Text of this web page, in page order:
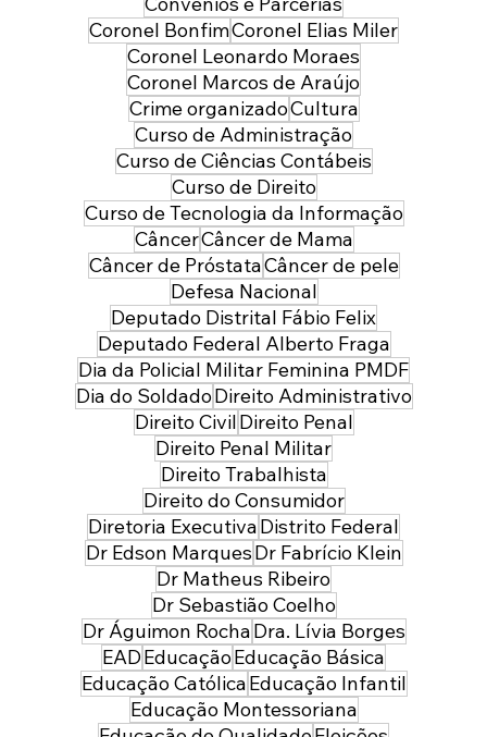
Coronel BonfimCoronel Elias Miler
Coronel Leonardo Moraes
Coronel Marcos de Araújo
Crime organizadoCultura
Curso de Administração
Curso de Ciências Contábeis
Curso de Direito
Curso de Tecnologia da Informação
CâncerCâncer de Mama
Câncer de PróstataCâncer de pele
Defesa Nacional
Deputado Distrital Fábio Felix
Deputado Federal Alberto Fraga
Dia da Policial Militar Feminina PMDF
Dia do SoldadoDireito Administrativo
Direito CivilDireito Penal
Direito Penal Militar
Direito Trabalhista
Direito do Consumidor
Diretoria ExecutivaDistrito Federal
Dr Edson MarquesDr Fabrício Klein
Dr Matheus Ribeiro
Dr Sebastião Coelho
Dr Águimon RochaDra. Lívia Borges
EADEducaçãoEducação Básica
Educação CatólicaEducação Infantil
Educação Montessoriana